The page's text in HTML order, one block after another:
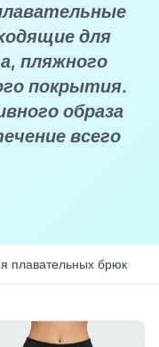
для
пляжного
покрытия.
образа
всего
плавательных брюк